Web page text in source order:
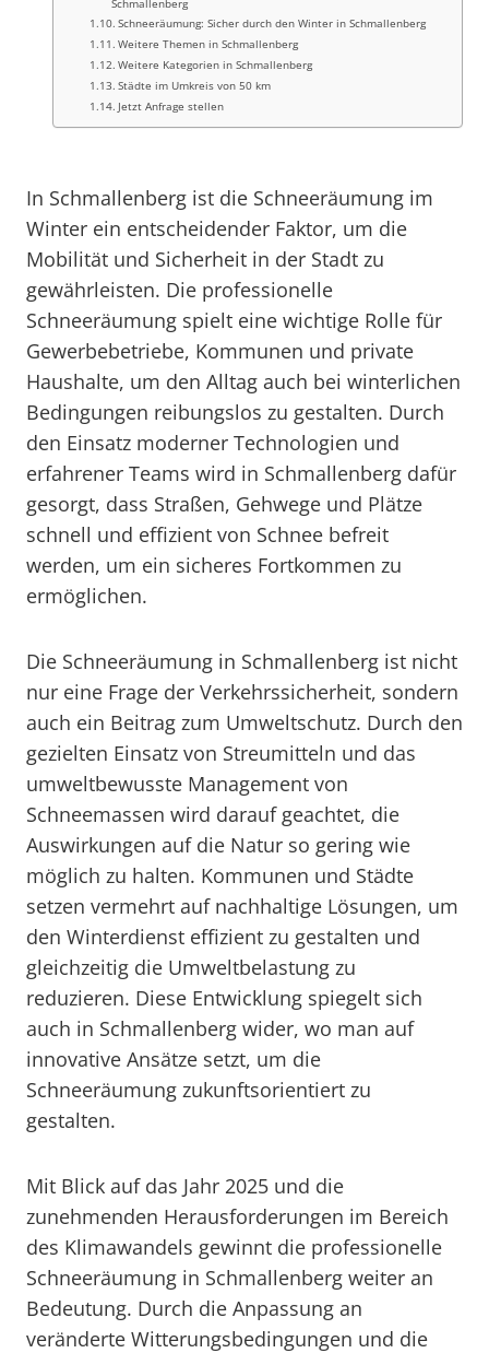
Schmallenberg
Schneeräumung: Sicher durch den Winter in Schmallenberg
Weitere Themen in Schmallenberg
Weitere Kategorien in Schmallenberg
Städte im Umkreis von 50 km
Jetzt Anfrage stellen
In Schmallenberg ist die Schneeräumung im
Winter ein entscheidender Faktor, um die
Mobilität und Sicherheit in der Stadt zu
gewährleisten. Die professionelle
Schneeräumung spielt eine wichtige Rolle für
Gewerbebetriebe, Kommunen und private
Haushalte, um den Alltag auch bei winterlichen
Bedingungen reibungslos zu gestalten. Durch
den Einsatz moderner Technologien und
erfahrener Teams wird in Schmallenberg dafür
gesorgt, dass Straßen, Gehwege und Plätze
schnell und effizient von Schnee befreit
werden, um ein sicheres Fortkommen zu
ermöglichen.
Die Schneeräumung in Schmallenberg ist nicht
nur eine Frage der Verkehrssicherheit, sondern
auch ein Beitrag zum Umweltschutz. Durch den
gezielten Einsatz von Streumitteln und das
umweltbewusste Management von
Schneemassen wird darauf geachtet, die
Auswirkungen auf die Natur so gering wie
möglich zu halten. Kommunen und Städte
setzen vermehrt auf nachhaltige Lösungen, um
den Winterdienst effizient zu gestalten und
gleichzeitig die Umweltbelastung zu
reduzieren. Diese Entwicklung spiegelt sich
auch in Schmallenberg wider, wo man auf
innovative Ansätze setzt, um die
Schneeräumung zukunftsorientiert zu
gestalten.
Mit Blick auf das Jahr 2025 und die
zunehmenden Herausforderungen im Bereich
des Klimawandels gewinnt die professionelle
Schneeräumung in Schmallenberg weiter an
Bedeutung. Durch die Anpassung an
veränderte Witterungsbedingungen und die